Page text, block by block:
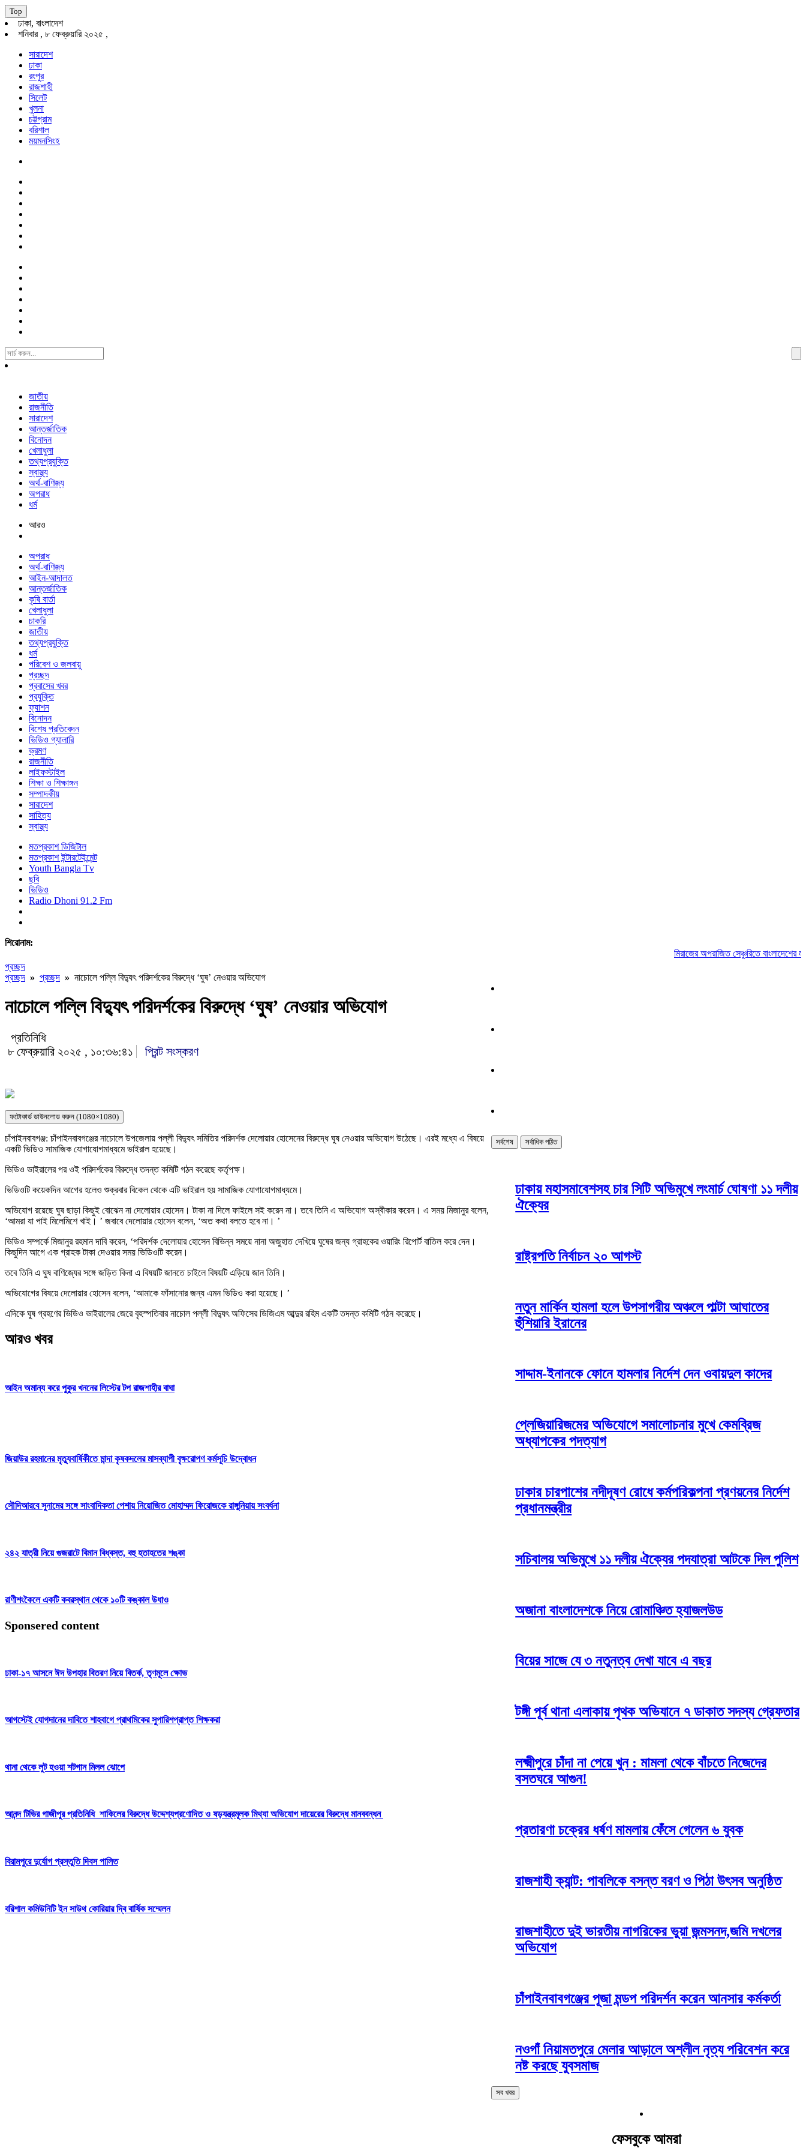
Top
ঢাকা, বাংলাদেশ
শনিবার , ৮ ফেব্রুয়ারি ২০২৫ ,
সারাদেশ
ঢাকা
রংপুর
রাজশাহী
সিলেট
খুলনা
চট্টগ্রাম
বরিশাল
ময়মনসিংহ
Search
For:
জাতীয়
রাজনীতি
সারাদেশ
আন্তর্জাতিক
বিনোদন
খেলাধুলা
তথ্যপ্রযুক্তি
স্বাস্থ্য
অর্থ-বাণিজ্য
অপরাধ
ধর্ম
আরও
অপরাধ
অর্থ-বাণিজ্য
আইন-আদালত
আন্তর্জাতিক
কৃষি বার্তা
খেলাধুলা
চাকরি
জাতীয়
তথ্যপ্রযুক্তি
ধর্ম
পরিবেশ ও জলবায়ু
প্রচ্ছদ
প্রবাসের খবর
প্রযুক্তি
ফ্যাশন
বিনোদন
বিশেষ প্রতিবেদন
ভিডিও গ্যালারি
ভ্রমণ
রাজনীতি
লাইফস্টাইল
শিক্ষা ও শিক্ষাঙ্গন
সম্পাদকীয়
সারাদেশ
সাহিত্য
স্বাস্থ্য
মতপ্রকাশ ডিজিটাল
মতপ্রকাশ ইন্টারটেইন্মেন্ট
Youth Bangla Tv
ছবি
ভিডিও
Radio Dhoni 91.2 Fm
শিরোনাম:
মিরাজের অপরাজিত সেঞ্চুরিতে বাংলাদেশের লড়াই
প্রচ্ছদ
প্রচ্ছদ » প্রচ্ছদ » নাচোলে পল্লি বিদ্যুৎ পরিদর্শকের বিরুদ্ধে ‘ঘুষ’ নেওয়ার অভিযোগ
নাচোলে পল্লি বিদ্যুৎ পরিদর্শকের বিরুদ্ধে ‘ঘুষ’ নেওয়ার অভিযোগ
প্রতিনিধি
৮ ফেব্রুয়ারি ২০২৫ , ১০:৩৬:৪১
প্রিন্ট সংস্করণ
ফটোকার্ড ডাউনলোড করুন (1080×1080)
চাঁপাইনবাবগঞ্জ: চাঁপাইনবাবগঞ্জের নাচোলে উপজেলায় পল্লী বিদ্যুৎ সমিতির পরিদর্শক দেলোয়ার হোসেনের বিরুদ্ধে ঘুষ নেওয়ার অভিযোগ উঠেছে। এরই মধ্যে এ বিষয়ে
একটি ভিডিও সামাজিক যোগাযোগমাধ্যমে ভাইরাল হয়েছে।
ভিডিও ভাইরালের পর ওই পরিদর্শকের বিরুদ্ধে তদন্ত কমিটি গঠন করেছে কর্তৃপক্ষ।
ভিডিওটি কয়েকদিন আগের হলেও শুক্রবার বিকেল থেকে এটি ভাইরাল হয় সামাজিক যোগাযোগমাধ্যমে।
অভিযোগ রয়েছে ঘুষ ছাড়া কিছুই বোঝেন না দেলোয়ার হোসেন। টাকা না দিলে ফাইলে সই করেন না। তবে তিনি এ অভিযোগ অস্বীকার করেন। এ সময় মিজানুর বলেন,
‘আমরা যা পাই মিলেমিশে খাই। ’ জবাবে দেলোয়ার হোসেন বলেন, ‘অত কথা বলতে হবে না। ’
ভিডিও সম্পর্কে মিজানুর রহমান দাবি করেন, ‘পরিদর্শক দেলোয়ার হোসেন বিভিন্ন সময়ে নানা অজুহাত দেখিয়ে ঘুষের জন্য গ্রাহকের ওয়ারিং রিপোর্ট বাতিল করে দেন।
কিছুদিন আগে এক গ্রাহক টাকা দেওয়ার সময় ভিডিওটি করেন।
তবে তিনি এ ঘুষ বাণিজ্যের সঙ্গে জড়িত কিনা এ বিষয়টি জানতে চাইলে বিষয়টি এড়িয়ে জান তিনি।
অভিযোগের বিষয়ে দেলোয়ার হোসেন বলেন, ‘আমাকে ফাঁসানোর জন্য এমন ভিডিও করা হয়েছে। ’
এদিকে ঘুষ গ্রহণের ভিডিও ভাইরালের জেরে বৃহস্পতিবার নাচোল পল্লী বিদ্যুৎ অফিসের ডিজিএম আব্দুর রহিম একটি তদন্ত কমিটি গঠন করেছে।
আরও খবর
আইন অমান্য করে পুকুর খননের লিস্টের টপ রাজশাহীর বাঘা
জিয়াউর রহমানের মৃত্যুবার্ষিকীতে মান্দা কৃষকদলের মাসব্যাপী বৃক্ষরোপণ কর্মসূচি উদ্বোধন
সৌদিআরবে সুনামের সঙ্গে সাংবাদিকতা পেশায় নিয়োজিত মোহাম্মদ ফিরোজকে রাঙ্গুনিয়ায় সংবর্ধনা
২৪২ যাত্রী নিয়ে গুজরাটে বিমান বিধ্বস্ত, বহু হতাহতের শঙ্কা
রাণীশংকৈলে একটি কবরস্থান থেকে ১০টি কঙ্কাল উধাও
Sponsered content
ঢাকা-১৭ আসনে ঈদ উপহার বিতরণ নিয়ে বিতর্ক, তৃণমূলে ক্ষোভ
আগস্টেই যোগদানের দাবিতে শাহবাগে প্রাথমিকের সুপারিশপ্রাপ্ত শিক্ষকরা
থানা থেকে লুট হওয়া শটগান মিলল ঝোপে
আনন্দ টিভির গাজীপুর প্রতিনিধি শাকিলের বিরুদ্ধে উদ্দেশ্যপ্রণোদিত ও ষড়যন্ত্রমূলক মিথ্যা অভিযোগ দায়েরের বিরুদ্ধে মানববন্ধন
বিরামপুরে দুর্যোগ প্রস্তুতি দিবস পালিত
বরিশাল কমিউনিটি ইন সাউথ কোরিয়ার দ্বি বার্ষিক সম্মেলন
সর্বশেষ সর্বাধিক পঠিত
ঢাকায় মহাসমাবেশসহ চার সিটি অভিমুখে লংমার্চ ঘোষণা ১১ দলীয়
ঐক্যের
রাষ্ট্রপতি নির্বাচন ২০ আগস্ট
নতুন মার্কিন হামলা হলে উপসাগরীয় অঞ্চলে পাল্টা আঘাতের
হুঁশিয়ারি ইরানের
সাদ্দাম-ইনানকে ফোনে হামলার নির্দেশ দেন ওবায়দুল কাদের
প্লেজিয়ারিজমের অভিযোগে সমালোচনার মুখে কেমব্রিজ
অধ্যাপকের পদত্যাগ
ঢাকার চারপাশের নদীদূষণ রোধে কর্মপরিকল্পনা প্রণয়নের নির্দেশ
প্রধানমন্ত্রীর
সচিবালয় অভিমুখে ১১ দলীয় ঐক্যের পদযাত্রা আটকে দিল পুলিশ
অজানা বাংলাদেশকে নিয়ে রোমাঞ্চিত হ্যাজলউড
বিয়ের সাজে যে ৩ নতুনত্ব দেখা যাবে এ বছর
টঙ্গী পূর্ব থানা এলাকায় পৃথক অভিযানে ৭ ডাকাত সদস্য গ্রেফতার
লক্ষ্মীপুরে চাঁদা না পেয়ে খুন : মামলা থেকে বাঁচতে নিজেদের
বসতঘরে আগুন!
প্রতারণা চক্রের ধর্ষণ মামলায় ফেঁসে গেলেন ৬ যুবক
রাজশাহী ক্যান্ট: পাবলিকে বসন্ত বরণ ও পিঠা উৎসব অনুষ্ঠিত
রাজশাহীতে দুই ভারতীয় নাগরিকের ভুয়া জন্মসনদ,জমি দখলের
অভিযোগ
চাঁপাইনবাবগঞ্জের পূজা মন্ডপ পরিদর্শন করেন আনসার কর্মকর্তা
নওগাঁ নিয়ামতপুরে মেলার আড়ালে অশ্লীল নৃত্য পরিবেশন করে
নষ্ট করছে যুবসমাজ
সব খবর
ফেসবুকে আমরা